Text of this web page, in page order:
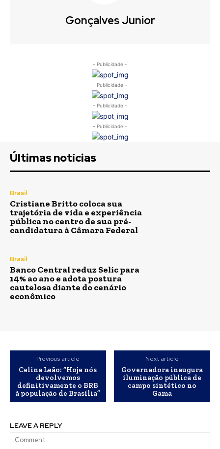
Gonçalves Junior
- Publicidade -
- Publicidade -
- Publicidade -
- Publicidade -
Últimas notícias
Brasil
Cristiane Britto coloca sua
trajetória de vida e experiência
pública no centro de sua pré-
candidatura à Câmara Federal
Brasil
Banco Central reduz Selic para
14% ao ano e adota postura
cautelosa diante do cenário
econômico
Previous article
Celina Leão: “Hoje nós
devolvemos
definitivamente o BRB
à população de Brasília”
Next article
Governadora inaugura
iluminação pública de
campo sintético no
Gama
LEAVE A REPLY